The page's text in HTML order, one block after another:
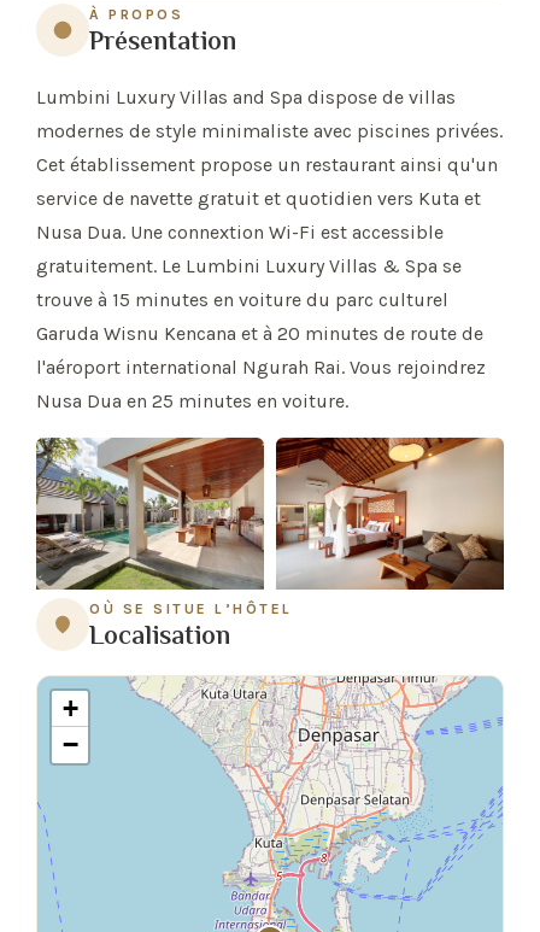
À PROPOS
Présentation
Lumbini Luxury Villas and Spa dispose de villas
modernes de style minimaliste avec piscines privées.
Cet établissement propose un restaurant ainsi qu'un
service de navette gratuit et quotidien vers Kuta et
Nusa Dua. Une connextion Wi-Fi est accessible
gratuitement. Le Lumbini Luxury Villas & Spa se
trouve à 15 minutes en voiture du parc culturel
Garuda Wisnu Kencana et à 20 minutes de route de
l'aéroport international Ngurah Rai. Vous rejoindrez
Nusa Dua en 25 minutes en voiture.
OÙ SE SITUE L’HÔTEL
Localisation
+
−